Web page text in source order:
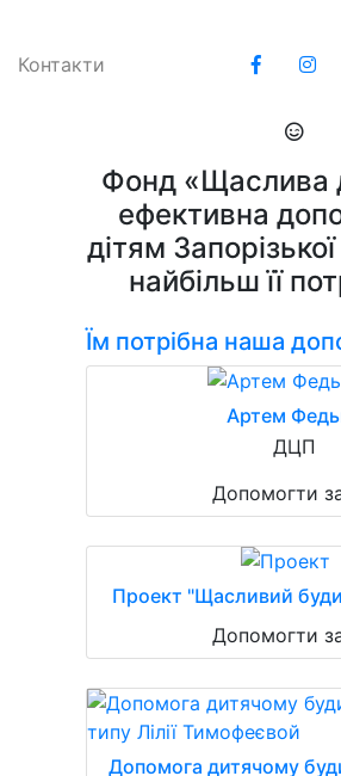
Контакти
Фонд «Щаслива
ефективна
дітям
найбільш її
Їм потрібна наша
Артем
ДЦП
Допомогти
Проект "Щасливий
Допомогти
Допомога дитячому